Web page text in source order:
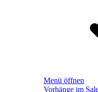
Menü öffnen
Vorhänge im